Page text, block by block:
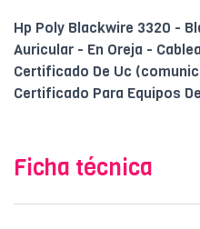
Hp Poly Blackwire 3320 -
Auricular - En Oreja -
Certificado De Uc
Certificado Para Equipos
Ficha técnica